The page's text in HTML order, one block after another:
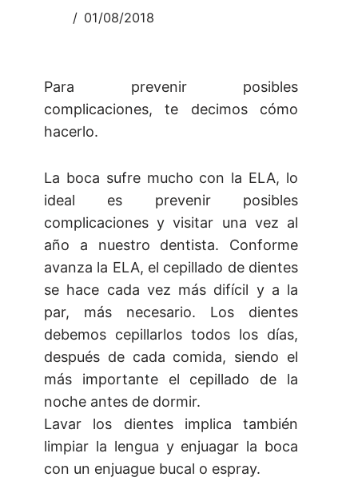
01/08/2018
Para prevenir posibles
complicaciones, te decimos cómo
hacerlo.
La boca sufre mucho con la ELA, lo
ideal es prevenir posibles
complicaciones y visitar una vez al
año a nuestro dentista. Conforme
avanza la ELA, el cepillado de dientes
se hace cada vez más difícil y a la
par, más necesario. Los dientes
debemos cepillarlos todos los días,
después de cada comida, siendo el
más importante el cepillado de la
noche antes de dormir.
Lavar los dientes implica también
limpiar la lengua y enjuagar la boca
con un enjuague bucal o espray.